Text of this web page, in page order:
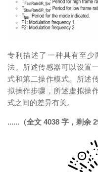
专利描述了一种具有至
法。所述传感器可以设置
式和第二操作模式。所述
拟操作步骤，所述虚拟操
式之间的差异有关。
......（全文 4038 字，剩余
映维网（